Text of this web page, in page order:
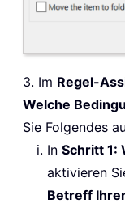
3. Im Regel-
Welche
Sie Folgendes
In Schritt 1:
aktivieren
Betreff